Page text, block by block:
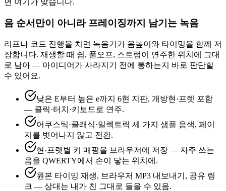
음 순서만이 아니라 프레이징까지 남기는 녹음
리프나 코드 진행을 치면 녹음기가 음높이와 타이밍을 함께 저
장합니다. 재생할 때 쉼, 풀오프, 스트럼이 연주한 위치에 그대
로 남아 — 아이디어가 사라지기 전에 통하는지 바로 판단할
수 있어요.
낮은 E부터 높은 e까지 6현 지판, 개방현·프렛 포함
— 클릭·터치·키보드로 연주.
어쿠스틱·클래식·일렉트릭 세 가지 샘플 음색, 페이
지를 벗어나지 않고 전환.
현·프렛별 키 매핑을 브라우저에 저장 — 자주 쓰는
음을 QWERTY에서 손이 닿는 위치에.
원본 타이밍 재생, 브라우저 MP3 내보내기, 공유 링
크 — 상대는 내가 친 그대로 들을 수 있음.